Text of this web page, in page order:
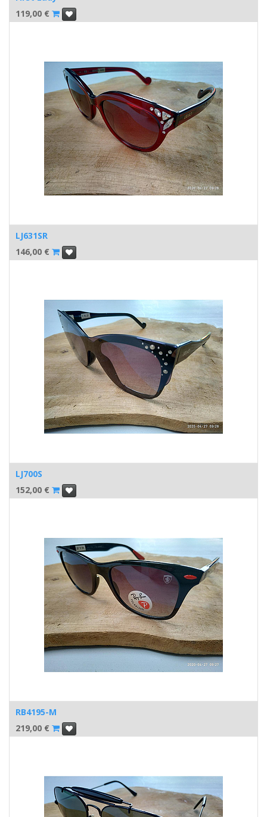
119,00 €
LJ631SR
146,00 €
LJ700S
152,00 €
RB4195-M
219,00 €